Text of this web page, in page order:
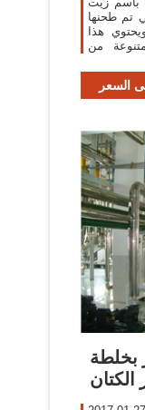
تم طحنها
هذا
من
السعر
بخلطة
الكتان